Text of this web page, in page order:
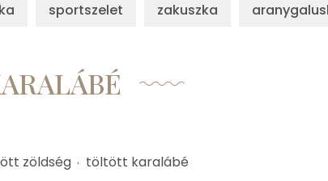
sportszelet zakuszka
zöldség töltött karalábé